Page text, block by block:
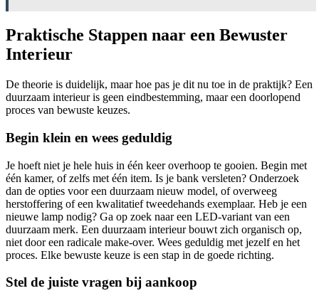
Praktische Stappen naar een Bewuster
Interieur
De theorie is duidelijk, maar hoe pas je dit nu toe in de praktijk? Een
duurzaam interieur is geen eindbestemming, maar een doorlopend
proces van bewuste keuzes.
Begin klein en wees geduldig
Je hoeft niet je hele huis in één keer overhoop te gooien. Begin met
één kamer, of zelfs met één item. Is je bank versleten? Onderzoek
dan de opties voor een duurzaam nieuw model, of overweeg
herstoffering of een kwalitatief tweedehands exemplaar. Heb je een
nieuwe lamp nodig? Ga op zoek naar een LED-variant van een
duurzaam merk. Een duurzaam interieur bouwt zich organisch op,
niet door een radicale make-over. Wees geduldig met jezelf en het
proces. Elke bewuste keuze is een stap in de goede richting.
Stel de juiste vragen bij aankoop